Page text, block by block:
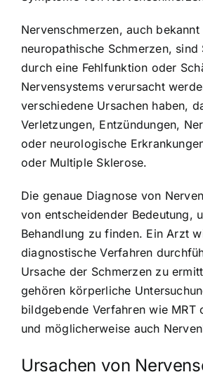
Nervenschmerzen, auch bekannt
neuropathische Schmerzen, sind
durch eine Fehlfunktion oder
Nervensystems verursacht
verschiedene Ursachen haben,
Verletzungen, Entzündungen,
oder neurologische
oder Multiple Sklerose.
Die genaue Diagnose von
von entscheidender Bedeutung,
Behandlung zu finden. Ein Arzt
diagnostische Verfahren
Ursache der Schmerzen zu
gehören körperliche
bildgebende Verfahren wie MRT
und möglicherweise auch
Ursachen von